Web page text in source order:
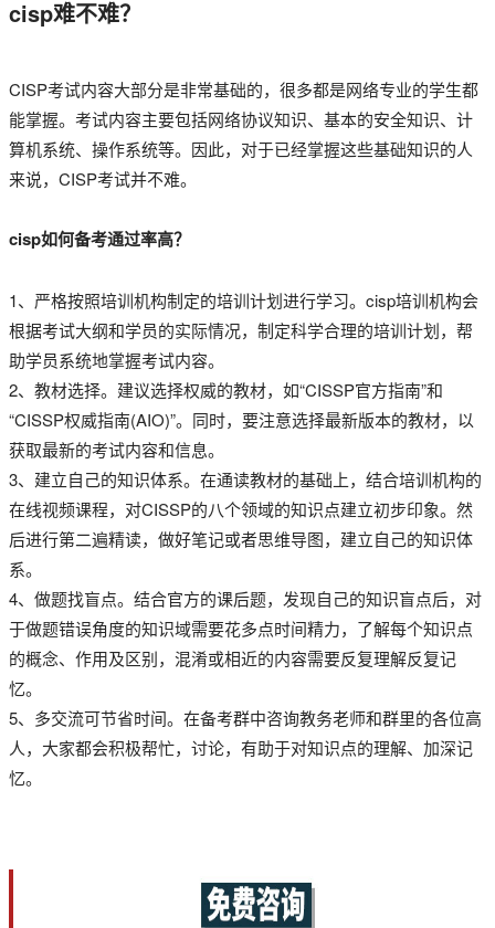
cisp难不难？
CISP考试内容大部分是非常基础的，很多都是网络专业的学生都
能掌握。考试内容主要包括网络协议知识、基本的安全知识、计
算机系统、操作系统等。因此，对于已经掌握这些基础知识的人
来说，CISP考试并不难。
cisp如何备考通过率高？
1、严格按照培训机构制定的培训计划进行学习。cisp培训机构会
根据考试大纲和学员的实际情况，制定科学合理的培训计划，帮
助学员系统地掌握考试内容。
2、教材选择。建议选择权威的教材，如“CISSP官方指南”和
“CISSP权威指南(AIO)”。同时，要注意选择最新版本的教材，以
获取最新的考试内容和信息。
3、建立自己的知识体系。在通读教材的基础上，结合培训机构的
在线视频课程，对CISSP的八个领域的知识点建立初步印象。然
后进行第二遍精读，做好笔记或者思维导图，建立自己的知识体
系。
4、做题找盲点。结合官方的课后题，发现自己的知识盲点后，对
于做题错误角度的知识域需要花多点时间精力，了解每个知识点
的概念、作用及区别，混淆或相近的内容需要反复理解反复记
忆。
5、多交流可节省时间。在备考群中咨询教务老师和群里的各位高
人，大家都会积极帮忙，讨论，有助于对知识点的理解、加深记
忆。